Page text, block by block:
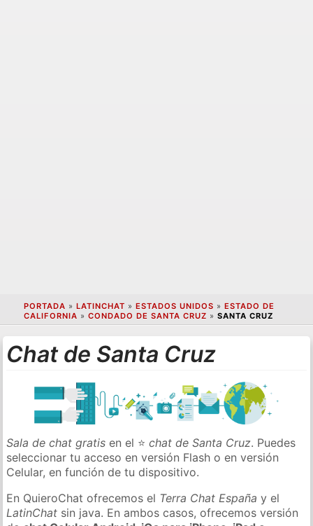
PORTADA » LATINCHAT » ESTADOS UNIDOS » ESTADO DE
CALIFORNIA » CONDADO DE SANTA CRUZ » SANTA CRUZ
Chat de Santa Cruz
Sala de chat gratis en el ⭐chat de Santa Cruz. Puedes
seleccionar tu acceso en versión Flash o en versión
Celular, en función de tu dispositivo.
En QuieroChat ofrecemos el Terra Chat España y el
LatinChat sin java. En ambos casos, ofrecemos versión